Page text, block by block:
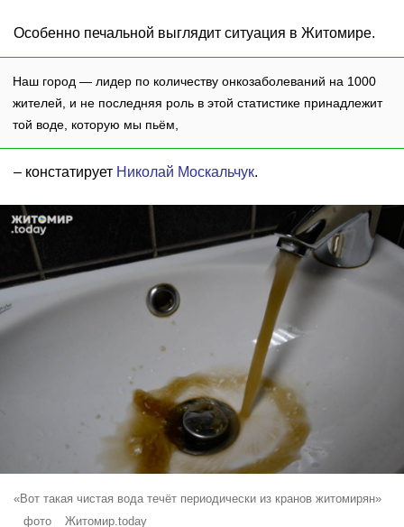
Особенно печальной выглядит ситуация в Житомире.
Наш город — лидер по количеству онкозаболеваний на 1000
жителей, и не последняя роль в этой статистике принадлежит
той воде, которую мы пьём,
– констатирует Николай Москальчук.
«Вот такая чистая вода течёт периодически из кранов житомирян»
_ фото _ Житомир.today